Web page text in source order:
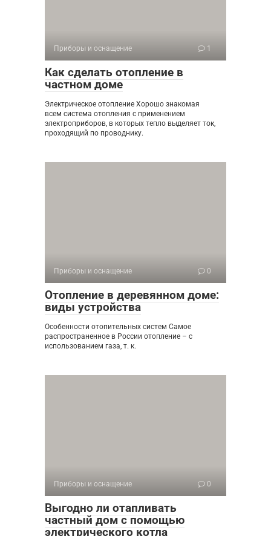
Приборы и оснащение 1
Как сделать отопление в
частном доме
Электрическое отопление Хорошо знакомая
всем система отопления с применением
электроприборов, в которых тепло выделяет ток,
проходящий по проводнику.
Приборы и оснащение 0
Отопление в деревянном доме:
виды устройства
Особенности отопительных систем Самое
распространенное в России отопление – с
использованием газа, т. к.
Приборы и оснащение 0
Выгодно ли отапливать
частный дом с помощью
электрического котла